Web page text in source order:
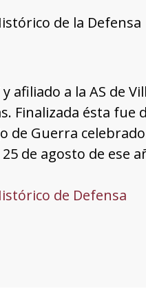
de la Defensa
afiliado a la AS de
Finalizada ésta fue
de Guerra
de agosto de ese
de Defensa